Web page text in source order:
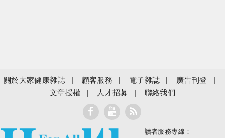
關於大家健康雜誌 顧客服務 電子雜誌
廣告刊登
文章授權
人才招募 聯絡我們
大家健康
讀者服務專線：